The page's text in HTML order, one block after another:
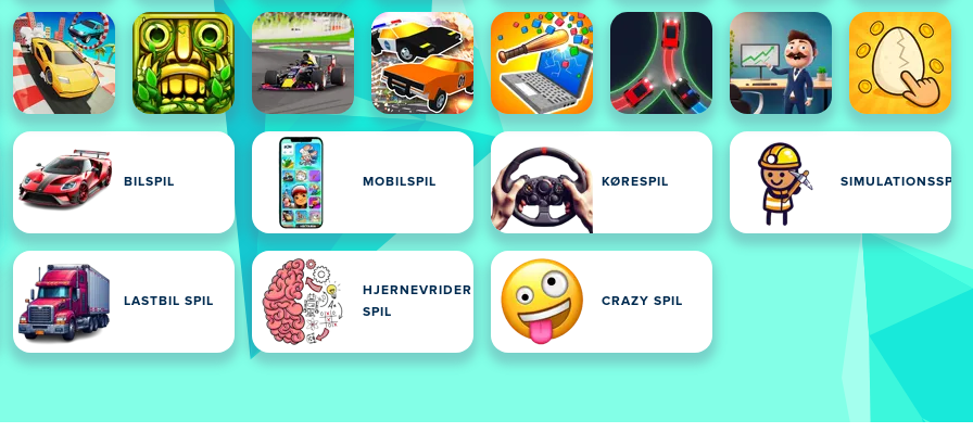
BILSPIL MOBILSPIL KØRESPIL SIMULATIONSSPIL
LASTBIL SPIL
HJERNEVRIDER
SPIL
CRAZY SPIL